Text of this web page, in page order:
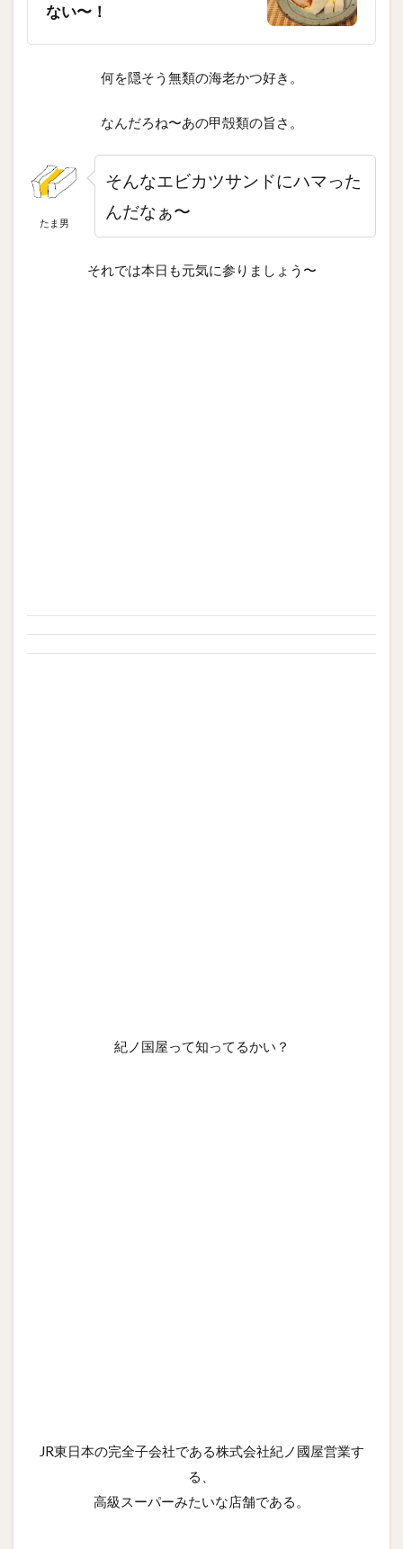
ない〜！
何を隠そう無類の海老かつ好き。
なんだろね〜あの甲殻類の旨さ。
たま男
そんなエビカツサンドにハマった
んだなぁ〜
それでは本日も元気に参りましょう〜
紀ノ国屋って知ってるかい？
JR東日本の完全子会社である株式会社紀ノ國屋営業す
る、
高級スーパーみたいな店舗である。